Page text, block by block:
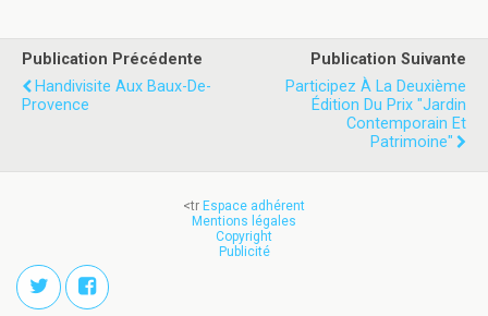
Publication Précédente
Handivisite Aux Baux-De-
Provence
Publication Suivante
Participez À La Deuxième
Édition Du Prix "Jardin
Contemporain Et
Patrimoine"
<tr Espace adhérent
Mentions légales
Copyright
Publicité